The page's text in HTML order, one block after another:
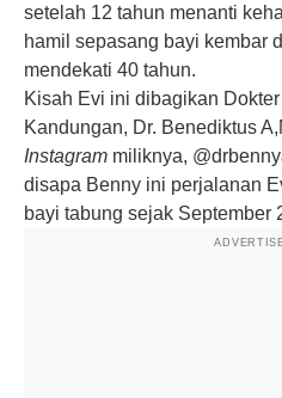
setelah 12 tahun menanti
hamil sepasang bayi kembar
mendekati 40 tahun.
Kisah Evi ini dibagikan
Kandungan, Dr. Benediktus
Instagram miliknya,
disapa Benny ini perjalanan
bayi tabung sejak September